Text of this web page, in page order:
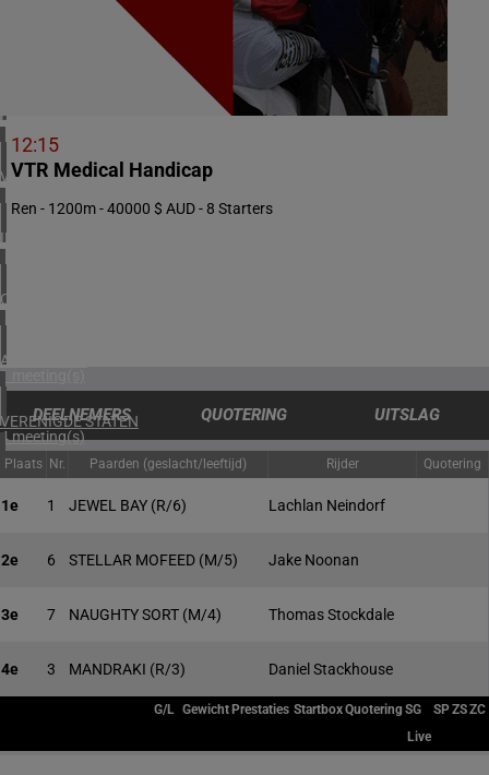
BAHREIN
1 meeting(s)
VERENIGD KONINKRIJK
5 meeting(s)
IERLAND
1 meeting(s)
CHILI
1 meeting(s)
ARGENTINIË
1 meeting(s)
VERENIGDE STATEN
4 meeting(s)
12:15
VTR Medical Handicap
Ren - 1200m - 40000 $ AUD - 8 Starters
DEELNEMERS QUOTERING UITSLAG
Plaats Nr. Paarden (geslacht/leeftijd) Rijder Quotering
1e 1 JEWEL BAY (R/6) Lachlan Neindorf
2e 6 STELLAR MOFEED (M/5) Jake Noonan
3e 7 NAUGHTY SORT (M/4) Thomas Stockdale
4e 3 MANDRAKI (R/3) Daniel Stackhouse
G/L Gewicht Prestaties StartboxQuoteringSG SPZSZC
Live